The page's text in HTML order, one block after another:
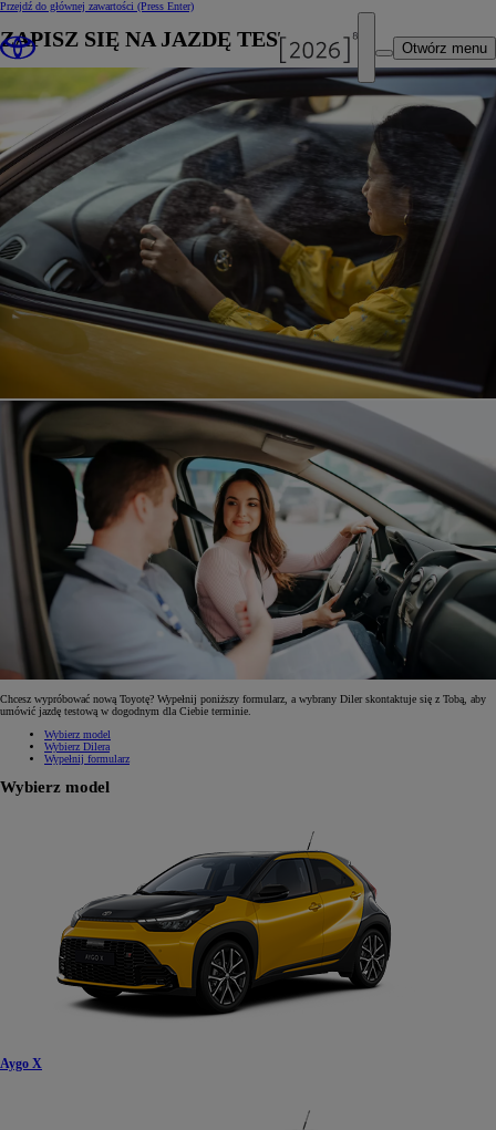
Przejdź do głównej zawartości (Press Enter)
Otwórz menu
ZAPISZ SIĘ NA JAZDĘ TESTOWĄ
Chcesz wypróbować nową Toyotę? Wypełnij poniższy formularz, a wybrany Diler skontaktuje się z Tobą, aby
umówić jazdę testową w dogodnym dla Ciebie terminie.
Wybierz model
Wybierz Dilera
Wypełnij formularz
Wybierz model
Aygo X